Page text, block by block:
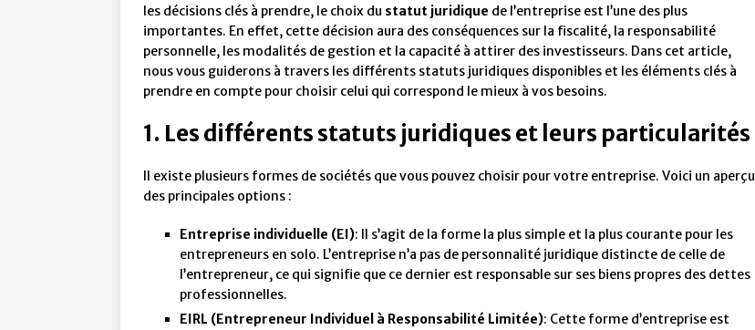
les décisions clés à prendre, le choix du statut juridique de l’entreprise est l’une des plus
importantes. En effet, cette décision aura des conséquences sur la fiscalité, la responsabilité
personnelle, les modalités de gestion et la capacité à attirer des investisseurs. Dans cet article,
nous vous guiderons à travers les différents statuts juridiques disponibles et les éléments clés à
prendre en compte pour choisir celui qui correspond le mieux à vos besoins.
1. Les différents statuts juridiques et leurs particularités
Il existe plusieurs formes de sociétés que vous pouvez choisir pour votre entreprise. Voici un aperçu
des principales options :
Entreprise individuelle (EI): Il s’agit de la forme la plus simple et la plus courante pour les
entrepreneurs en solo. L’entreprise n’a pas de personnalité juridique distincte de celle de
l’entrepreneur, ce qui signifie que ce dernier est responsable sur ses biens propres des dettes
professionnelles.
EIRL (Entrepreneur Individuel à Responsabilité Limitée): Cette forme d’entreprise est